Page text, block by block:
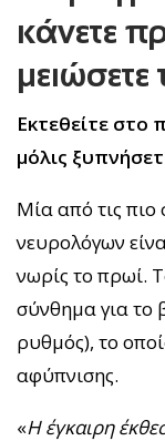
κάνετε
μειώσετε
Εκτεθείτε στο
μόλις
Μία από τις πιο
νευρολόγων
νωρίς το πρωί.
σύνθημα για το
ρυθμός), το
αφύπνισης.
«Η έγκαιρη